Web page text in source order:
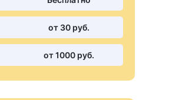
от 30 pуб.
от 1000 pуб.